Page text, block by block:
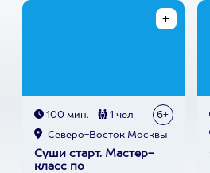
100 мин. 1 чел 6+
Северо-Восток Москвы
Суши старт. Мастер-
класс по